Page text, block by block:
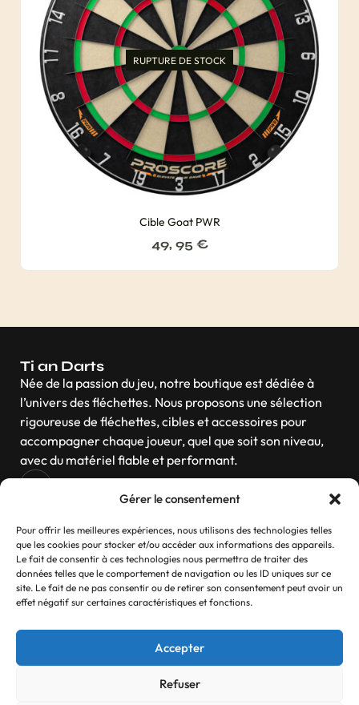
Gérer le consentement
Pour offrir les meilleures expériences, nous utilisons des technologies telles
que les cookies pour stocker et/ou accéder aux informations des appareils.
Le fait de consentir à ces technologies nous permettra de traiter des
données telles que le comportement de navigation ou les ID uniques sur ce
site. Le fait de ne pas consentir ou de retirer son consentement peut avoir un
effet négatif sur certaines caractéristiques et fonctions.
Accepter
Refuser
RUPTURE DE STOCK
Cible Goat PWR
49, 95 €
Ti an Darts
Née de la passion du jeu, notre boutique est dédiée à
l’univers des fléchettes. Nous proposons une sélection
rigoureuse de fléchettes, cibles et accessoires pour
accompagner chaque joueur, quel que soit son niveau,
avec du matériel fiable et performant.
Navigation
Contactez-nous
Contact